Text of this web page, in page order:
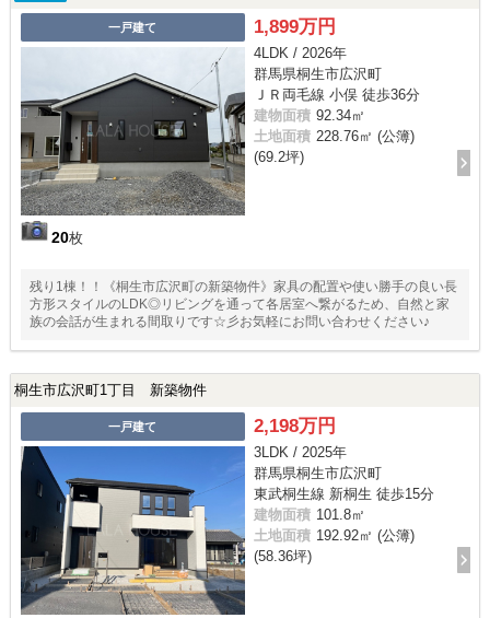
一戸建て
20枚
1,899万円
4LDK / 2026年
群馬県桐生市広沢町
ＪＲ両毛線 小俣 徒歩36分
建物面積 92.34㎡
土地面積 228.76㎡ (公簿)
(69.2坪)
残り1棟！！《桐生市広沢町の新築物件》家具の配置や使い勝手の良い長
方形スタイルのLDK◎リビングを通って各居室へ繋がるため、自然と家
族の会話が生まれる間取りです☆彡お気軽にお問い合わせください♪
桐生市広沢町1丁目 新築物件
一戸建て 2,198万円
3LDK / 2025年
群馬県桐生市広沢町
東武桐生線 新桐生 徒歩15分
建物面積 101.8㎡
土地面積 192.92㎡ (公簿)
(58.36坪)